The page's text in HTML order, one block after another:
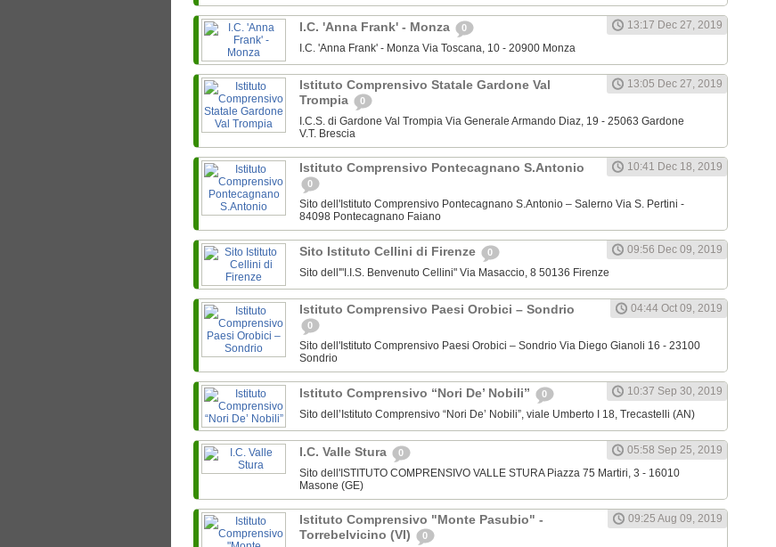
I.C. 'Anna Frank' - Monza 0
13:17 Dec 27, 2019
I.C. 'Anna Frank' - Monza Via Toscana, 10 - 20900 Monza
Istituto Comprensivo Statale Gardone Val
Trompia
0
13:05 Dec 27, 2019
I.C.S. di Gardone Val Trompia Via Generale Armando Diaz, 19 - 25063 Gardone
V.T. Brescia
Istituto Comprensivo Pontecagnano S.Antonio
0
10:41 Dec 18, 2019
Sito dell'Istituto Comprensivo Pontecagnano S.Antonio – Salerno Via S. Pertini -
84098 Pontecagnano Faiano
Sito Istituto Cellini di Firenze 0
09:56 Dec 09, 2019
Sito dell'"I.I.S. Benvenuto Cellini" Via Masaccio, 8 50136 Firenze
Istituto Comprensivo Paesi Orobici – Sondrio
0
04:44 Oct 09, 2019
Sito dell'Istituto Comprensivo Paesi Orobici – Sondrio Via Diego Gianoli 16 - 23100
Sondrio
Istituto Comprensivo “Nori De’ Nobili” 0
10:37 Sep 30, 2019
Sito dell’Istituto Comprensivo “Nori De’ Nobili”, viale Umberto I 18, Trecastelli (AN)
I.C. Valle Stura 0
05:58 Sep 25, 2019
Sito dell'ISTITUTO COMPRENSIVO VALLE STURA Piazza 75 Martiri, 3 - 16010
Masone (GE)
Istituto Comprensivo "Monte Pasubio" -
Torrebelvicino (VI)
0
09:25 Aug 09, 2019